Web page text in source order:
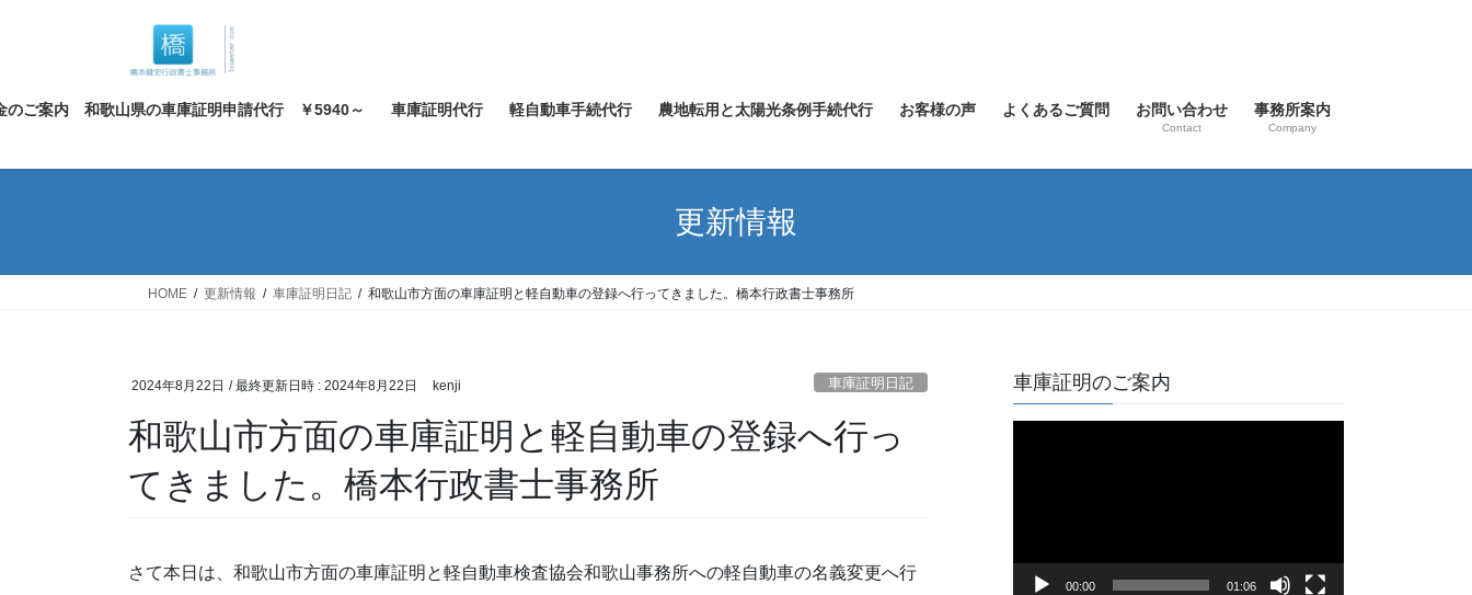
ツ
ス
シ
ン
のご案内 和歌山県の車庫証明申請代行 ￥5940～ 車庫証明代行 軽自動車手続代行 農地転用と太陽光条例手続代行 お客様の声 よくあるご質問 お問い合わせ
Contact
事務所案内
Company
更新情報
HOME 更新情報 車庫証明日記 和歌山市方面の車庫証明と軽自動車の登録へ行ってきました。橋本行政書士事務所
2024年8月22日 / 最終更新日時 : 2024年8月22日 kenji 車庫証明日記
和歌山市方面の車庫証明と軽自動車の登録へ行っ
てきました。橋本行政書士事務所
さて本日は、和歌山市方面の車庫証明と軽自動車検査協会和歌山事務所への軽自動車の名義変更へ行
車庫証明のご案内
ヤ
00:00 01:06